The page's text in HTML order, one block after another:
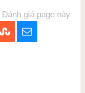
Đánh giá page này